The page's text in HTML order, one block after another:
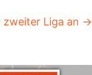
Liga an →